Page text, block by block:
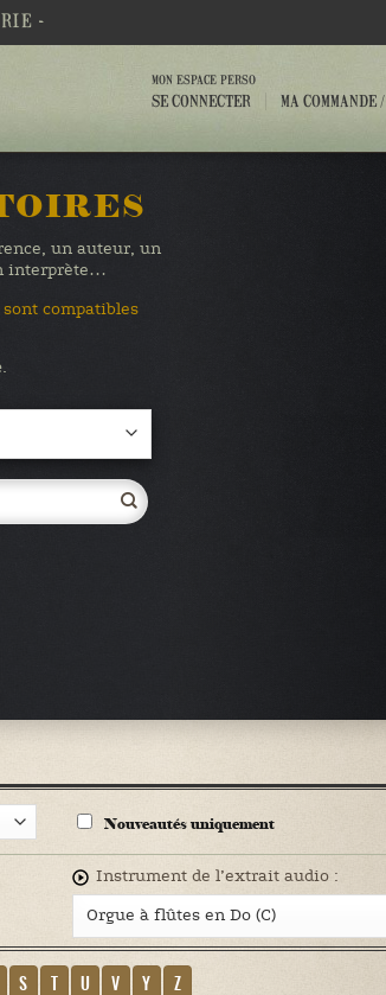
-
MON ESPACE PERSO
SE CONNECTER MA COMMANDE /
un auteur, un
interprète…
compatibles
Nouveautés uniquement
Instrument de l’extrait audio :
S U V Y Z